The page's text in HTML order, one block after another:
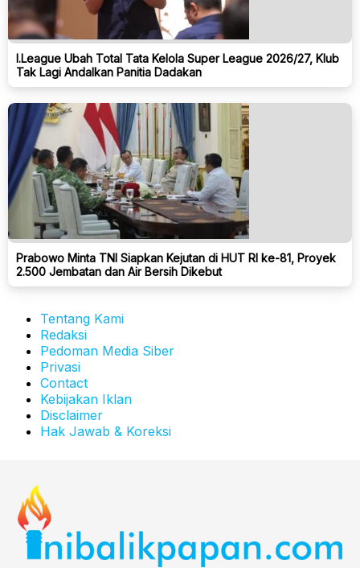
I.League Ubah Total Tata Kelola Super League 2026/27, Klub
Tak Lagi Andalkan Panitia Dadakan
Prabowo Minta TNI Siapkan Kejutan di HUT RI ke-81, Proyek
2.500 Jembatan dan Air Bersih Dikebut
Tentang Kami
Redaksi
Pedoman Media Siber
Privasi
Contact
Kebijakan Iklan
Disclaimer
Hak Jawab & Koreksi